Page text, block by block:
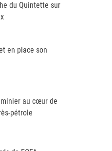
du Quintette sur
en place son
au cœur de
pétrole